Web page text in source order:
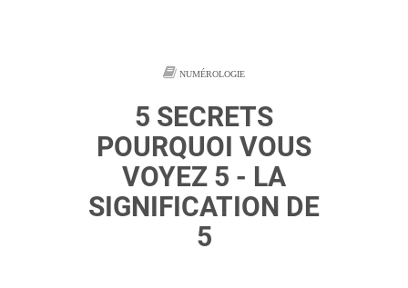
NUMÉROLOGIE
5 SECRETS
POURQUOI VOUS
VOYEZ 5 - LA
SIGNIFICATION DE
5